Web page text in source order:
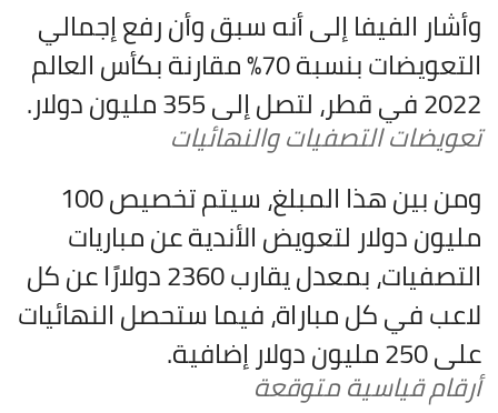
وأشار الفيفا إلى أنه سبق وأن رفع إجمالي
التعويضات بنسبة 70% مقارنة بكأس العالم
2022 في قطر، لتصل إلى 355 مليون دولار.
تعويضات التصفيات والنهائيات
ومن بين هذا المبلغ، سيتم تخصيص 100
مليون دولار لتعويض الأندية عن مباريات
التصفيات، بمعدل يقارب 2360 دولارًا عن كل
لاعب في كل مباراة، فيما ستحصل النهائيات
على 250 مليون دولار إضافية.
أرقام قياسية متوقعة